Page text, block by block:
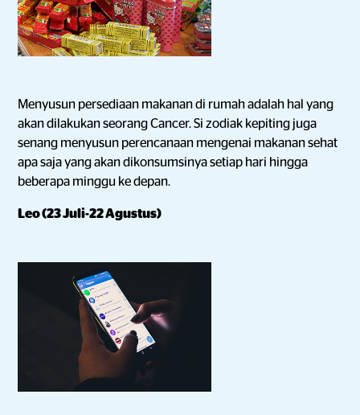
Menyusun persediaan makanan di rumah adalah hal yang
akan dilakukan seorang Cancer. Si zodiak kepiting juga
senang menyusun perencanaan mengenai makanan sehat
apa saja yang akan dikonsumsinya setiap hari hingga
beberapa minggu ke depan.
Leo (23 Juli-22 Agustus)